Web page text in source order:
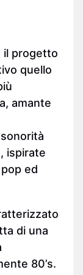
il progetto
quello
amante
ispirate
ed
di una
80’s.